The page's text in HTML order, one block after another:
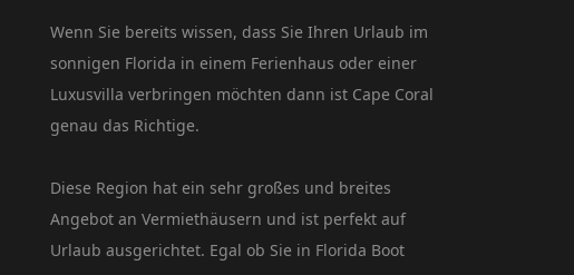
Wenn Sie bereits wissen, dass Sie Ihren Urlaub im
sonnigen Florida in einem Ferienhaus oder einer
Luxusvilla verbringen möchten dann ist Cape Coral
genau das Richtige.
Diese Region hat ein sehr großes und breites
Angebot an Vermiethäusern und ist perfekt auf
Urlaub ausgerichtet. Egal ob Sie in Florida Boot